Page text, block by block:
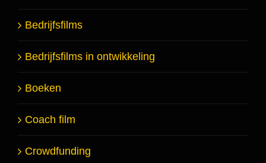
Bedrijfsfilms
Bedrijfsfilms in ontwikkeling
Boeken
Coach film
Crowdfunding